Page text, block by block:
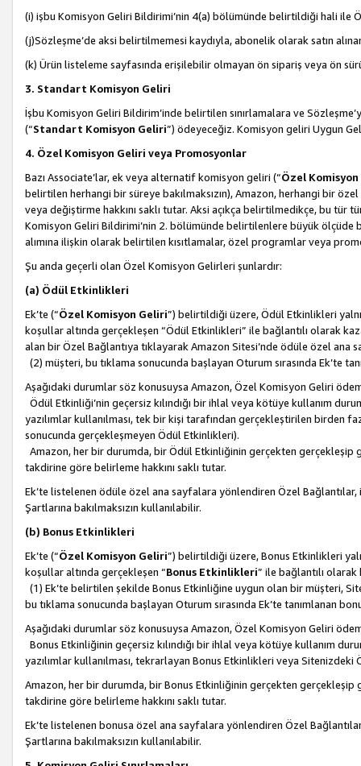
(i) işbu Komisyon Geliri Bildirimi’nin 4(a) bölümünde belirtildiği hali ile
(j)Sözleşme’de aksi belirtilmemesi kaydıyla, abonelik olarak satın
(k) Ürün listeleme sayfasında erişilebilir olmayan ön sipariş veya ön
3. Standart Komisyon Geliri
İşbu Komisyon Geliri Bildirim’inde belirtilen sınırlamalara ve
(“Standart Komisyon Geliri”) ödeyeceğiz. Komisyon geliri Uygun
4. Özel Komisyon Geliri veya Promosyonlar
Bazı Associate’lar, ek veya alternatif komisyon geliri (“Özel
belirtilen herhangi bir süreye bakılmaksızın), Amazon, herhangi bir
veya değiştirme hakkını saklı tutar. Aksi açıkça belirtilmedikçe, bu tür
Komisyon Geliri Bildirimi’nin 2. bölümünde belirtilenlere büyük ölçüde
alımına ilişkin olarak belirtilen kısıtlamalar, özel programlar veya
Şu anda geçerli olan Özel Komisyon Gelirleri şunlardır:
(a) Ödül Etkinlikleri
Ek’te (“Özel Komisyon Geliri”) belirtildiği üzere, Ödül Etkinlikleri
koşullar altında gerçekleşen “Ödül Etkinlikleri” ile bağlantılı olarak
alan bir Özel Bağlantıya tıklayarak Amazon Sitesi’nde ödüle özel ana
(2) müşteri, bu tıklama sonucunda başlayan Oturum sırasında Ek’te
Aşağıdaki durumlar söz konusuysa Amazon, Özel Komisyon Geliri
Ödül Etkinliği’nin geçersiz kılındığı bir ihlal veya kötüye kullanım
yazılımlar kullanılması, tek bir kişi tarafından gerçekleştirilen
sonucunda gerçekleşmeyen Ödül Etkinlikleri).
Amazon, her bir durumda, bir Ödül Etkinliğinin gerçekten gerçekleşip
takdirine göre belirleme hakkını saklı tutar.
Ek’te listelenen ödüle özel ana sayfalara yönlendiren Özel
Şartlarına bakılmaksızın kullanılabilir.
(b) Bonus Etkinlikleri
Ek’te (“Özel Komisyon Geliri”) belirtildiği üzere, Bonus Etkinlikleri
koşullar altında gerçekleşen “Bonus Etkinlikleri” ile bağlantılı olarak
(1) Ek’te belirtilen şekilde Bonus Etkinliğine uygun olan bir müşteri,
bu tıklama sonucunda başlayan Oturum sırasında Ek’te tanımlanan
Aşağıdaki durumlar söz konusuysa Amazon, Özel Komisyon Geliri
Bonus Etkinliğinin geçersiz kılındığı bir ihlal veya kötüye kullanım
yazılımlar kullanılması, tekrarlayan Bonus Etkinlikleri veya
Amazon, her bir durumda, bir Bonus Etkinliğinin gerçekten gerçekleşip
takdirine göre belirleme hakkını saklı tutar.
Ek’te listelenen bonusa özel ana sayfalara yönlendiren Özel
Şartlarına bakılmaksızın kullanılabilir.